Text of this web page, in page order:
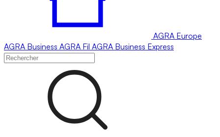
AGRA Europe
AGRA Business AGRA Fil AGRA Business Express